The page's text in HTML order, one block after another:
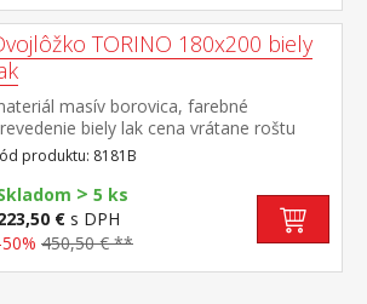
TORINO 180x200 biely
masív borovica, farebné
biely lak cena vrátane roštu
latkový) bez matraca odporúčaný
rozmer matraca 180 × 200 cm alebo 2 kusy
× 200 cm
produktu: 8181B
> 5 ks
€ s DPH
450,50 € **